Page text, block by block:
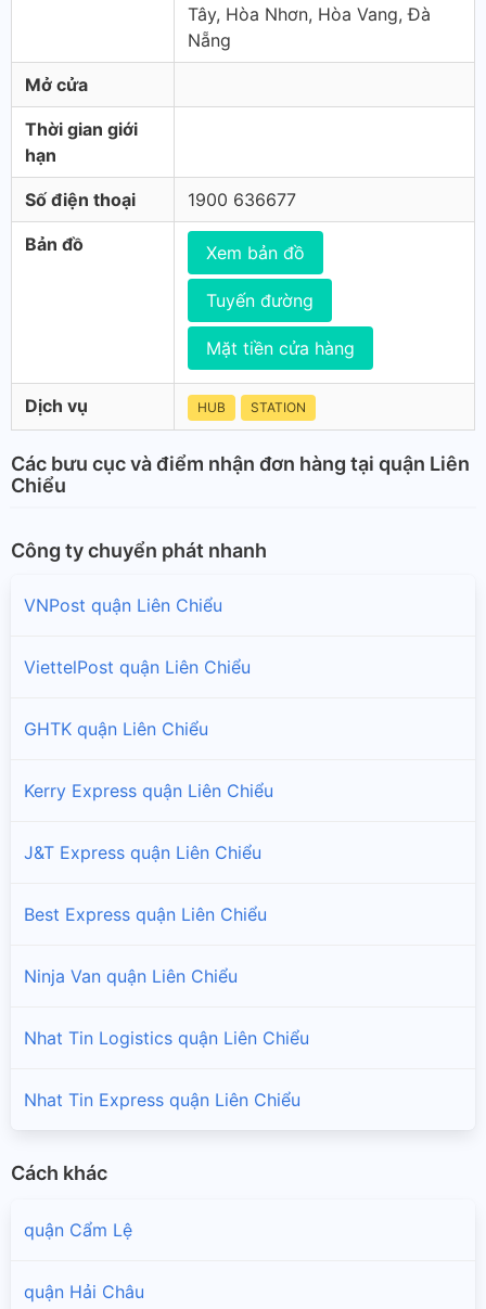
Tây, Hòa Nhơn, Hòa Vang, Đà
Nẵng
Mở cửa
Thời gian giới
hạn
Số điện thoại 1900 636677
Bản đồ Xem bản đồ
Tuyến đường
Mặt tiền cửa hàng
Dịch vụ HUB STATION
Các bưu cục và điểm nhận đơn hàng tại quận Liên
Chiểu
Công ty chuyển phát nhanh
VNPost quận Liên Chiểu
ViettelPost quận Liên Chiểu
GHTK quận Liên Chiểu
Kerry Express quận Liên Chiểu
J&T Express quận Liên Chiểu
Best Express quận Liên Chiểu
Ninja Van quận Liên Chiểu
Nhat Tin Logistics quận Liên Chiểu
Nhat Tin Express quận Liên Chiểu
Cách khác
quận Cẩm Lệ
quận Hải Châu